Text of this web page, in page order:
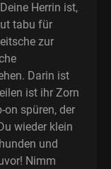
Herrin ist,
tabu für
zur
Darin ist
ist ihr Zorn
spüren, der
wieder klein
und
Nimm